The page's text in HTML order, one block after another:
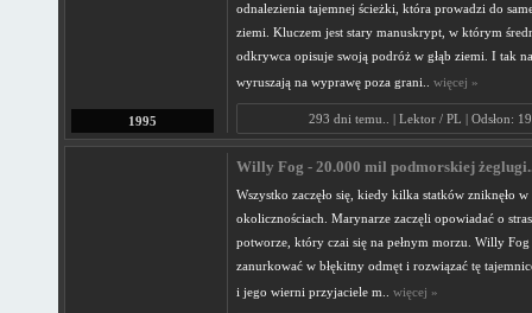
1995
odnalezienia tajemnej ścieżki, która prowadzi do
ziemi. Kluczem jest stary manuskrypt, w którym
odkrywca opisuje swoją podróż w głąb ziemi. I tak
wyruszają na wyprawę poza grani.. więcej »
293 dni temu.. | Lektor / PL | Odsłon:
Willy Fog - 20.000 mil podmorskiej
Wszystko zaczęło się, kiedy kilka statków zniknęło
okolicznościach. Marynarze zaczęli opowiadać o
potworze, który czai się na pełnym morzu. Willy Fog
zanurkować w błękitny odmęt i rozwiązać tę
i jego wierni przyjaciele m.. więcej »